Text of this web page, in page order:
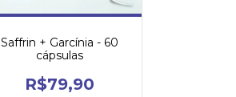
Saffrin + Garcínia - 60
cápsulas
R$79,90